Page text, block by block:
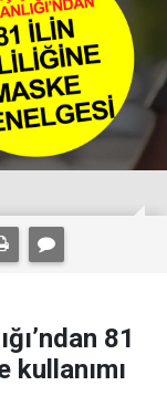
81